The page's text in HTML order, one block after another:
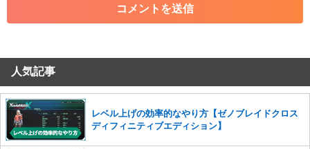
・その他、管理者が不適切と判断した投稿
コメントの削除を申請する
せていただきます。ご了承ください。
※一度削除したコメントは復元ができませんのでご注意くだ
さい。
また、過度な利用規約の違反や、弊社に損害の及ぶ内容の書き込みがあ
人気記事
レベル上げの効率的なやり方【ゼノブレイドクロス
ディフィニティブエディション】